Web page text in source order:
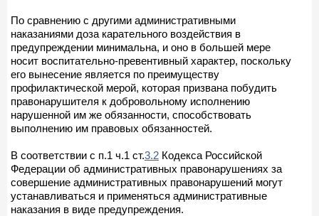
По сравнению с другими административными
наказаниями доза карательного воздействия в
предупреждении минимальна, и оно в большей мере
носит воспитательно-превентивный характер, поскольку
его вынесение является по преимуществу
профилактической мерой, которая призвана побудить
правонарушителя к добровольному исполнению
нарушенной им же обязанности, способствовать
выполнению им правовых обязанностей.
В соответствии с п.1 ч.1 ст.3.2 Кодекса Российской
Федерации об административных правонарушениях за
совершение административных правонарушений могут
устанавливаться и применяться административные
наказания в виде предупреждения.